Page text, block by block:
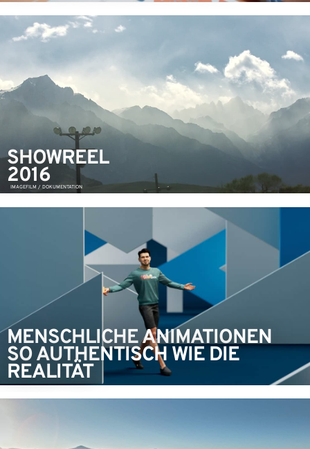
SHOWREEL
2016
IMAGEFILM / DOKUMENTATION
MENSCHLICHE ANIMATIONEN
SO AUTHENTISCH WIE DIE
REALITÄT